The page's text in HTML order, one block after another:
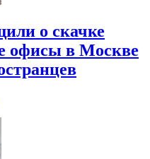
о скачке
офисы в Москве